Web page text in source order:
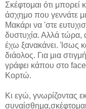
Σκέφτομαι ότι μπορεί
άσχημο που γεννάτε
Μακάρι να 'στε
δυστυχία. Αλλά τώρα,
έχω ξανακάνει. Ίσως
διάολος. Για μια
γράφει κάπου στο
Κορτώ.
Kι εγώ, γνωρίζοντας
συναίσθημα,σκέφτομαι